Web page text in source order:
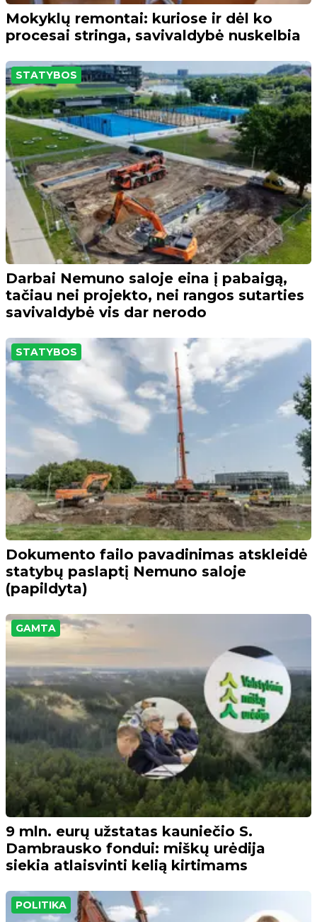
Mokyklų remontai: kuriose ir dėl ko
procesai stringa, savivaldybė nuskelbia
STATYBOS
Darbai Nemuno saloje eina į pabaigą,
tačiau nei projekto, nei rangos sutarties
savivaldybė vis dar nerodo
STATYBOS
Dokumento failo pavadinimas atskleidė
statybų paslaptį Nemuno saloje
(papildyta)
GAMTA
9 mln. eurų užstatas kauniečio S.
Dambrausko fondui: miškų urėdija
siekia atlaisvinti kelią kirtimams
POLITIKA